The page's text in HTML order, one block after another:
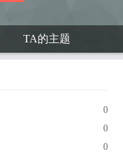
TA的主题
0
0
0